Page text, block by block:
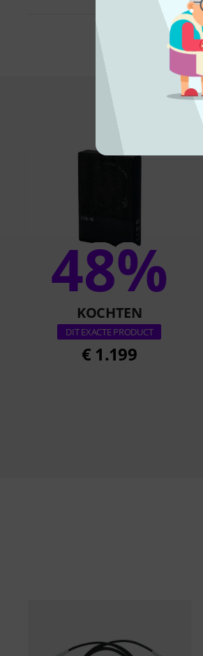
Dit
48%
KOCHTEN
DIT EXACTE PRODUCT
€ 1.199